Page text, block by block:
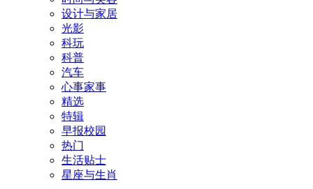
设计与家居
光影
科玩
科普
汽车
心事家事
精选
特辑
早报校园
热门
生活贴士
星座与生肖